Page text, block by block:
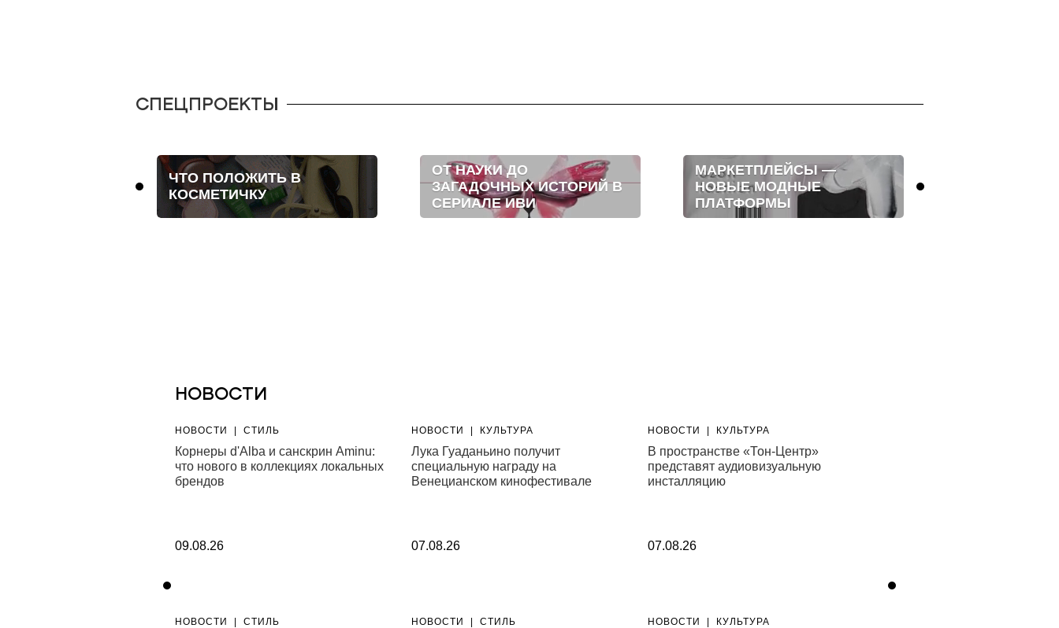
СПЕЦПРОЕКТЫ
ЧТО ПОЛОЖИТЬ В
КОСМЕТИЧКУ
ОТ НАУКИ ДО
ЗАГАДОЧНЫХ ИСТОРИЙ В
СЕРИАЛЕ ИВИ
МАРКЕТПЛЕЙСЫ —
НОВЫЕ МОДНЫЕ
ПЛАТФОРМЫ
НОВОСТИ
НОВОСТИ СТИЛЬ
Корнеры d'Alba и санскрин Aminu:
что нового в коллекциях локальных
брендов
09.08.26
НОВОСТИ СТИЛЬ
НОВОСТИ КУЛЬТУРА
Лука Гуаданьино получит
специальную награду на
Венецианском кинофестивале
07.08.26
НОВОСТИ СТИЛЬ
НОВОСТИ КУЛЬТУРА
В пространстве «Тон-Центр»
представят аудиовизуальную
инсталляцию
07.08.26
НОВОСТИ КУЛЬТУРА